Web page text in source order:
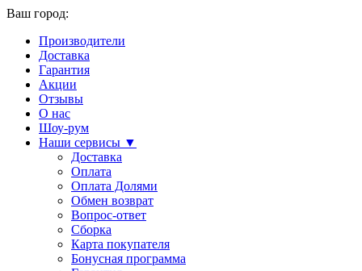
Ваш город:
Производители
Доставка
Гарантия
Акции
Отзывы
О нас
Шоу-рум
Наши сервисы ▼
Доставка
Оплата
Оплата Долями
Обмен возврат
Вопрос-ответ
Сборка
Карта покупателя
Бонусная программа